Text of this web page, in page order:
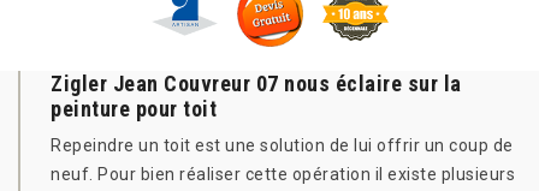
Zigler Jean Couvreur 07 nous éclaire sur la
peinture pour toit
Repeindre un toit est une solution de lui offrir un coup de
neuf. Pour bien réaliser cette opération il existe plusieurs